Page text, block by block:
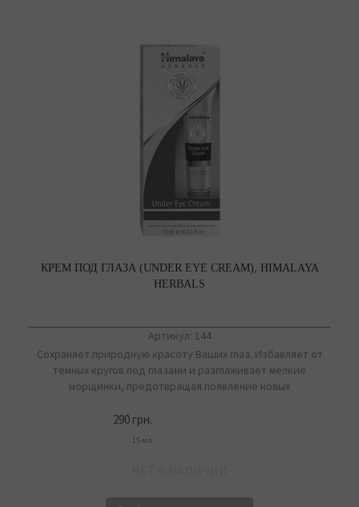
КРЕМ ПОД ГЛАЗА (UNDER EYE CREAM), HIMALAYA
HERBALS
Артикул: 144
Cохраняет природную красоту Ваших глаз. Избавляет от
темных кругов под глазами и разглаживает мелкие
морщинки, предотвращая появление новых
290 грн.
15 мл